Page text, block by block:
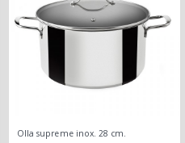
Olla supreme inox. 28 cm.